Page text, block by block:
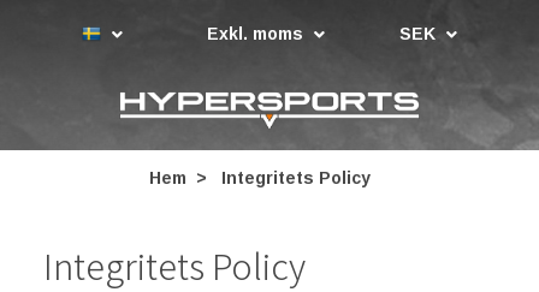
Exkl. moms SEK
Hem Integritets Policy
Integritets Policy